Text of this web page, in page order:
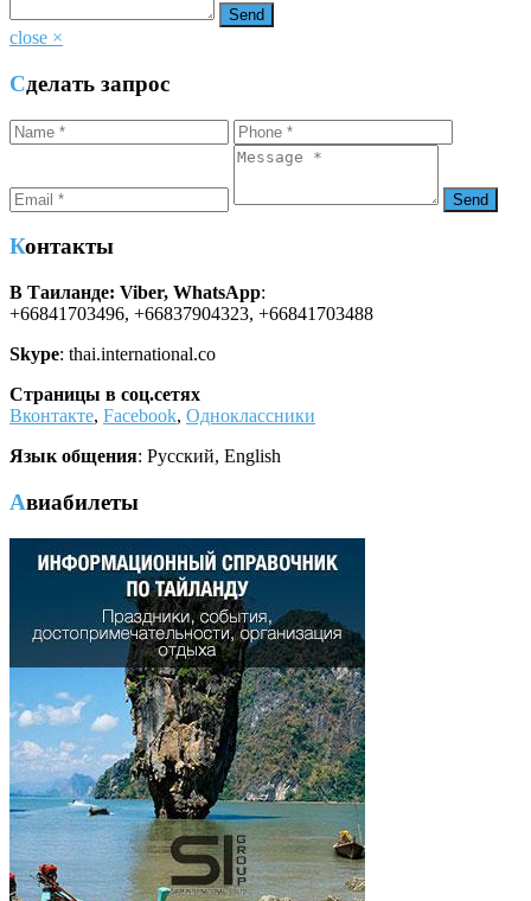
close ×
Сделать запрос
Контакты
В Таиланде: Viber, WhatsApp:
+66841703496, +66837904323, +66841703488
Skype: thai.international.co
Страницы в соц.сетях
Вконтакте, Facebook, Одноклассники
Язык общения: Русский, English
Авиабилеты